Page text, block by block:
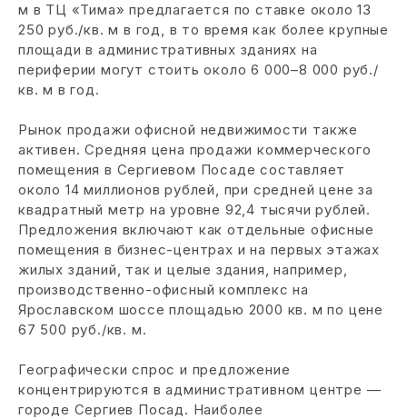
м в ТЦ «Тима» предлагается по ставке около 13
250 руб./кв. м в год, в то время как более крупные
площади в административных зданиях на
периферии могут стоить около 6 000–8 000 руб./
кв. м в год.
Рынок продажи офисной недвижимости также
активен. Средняя цена продажи коммерческого
помещения в Сергиевом Посаде составляет
около 14 миллионов рублей, при средней цене за
квадратный метр на уровне 92,4 тысячи рублей.
Предложения включают как отдельные офисные
помещения в бизнес-центрах и на первых этажах
жилых зданий, так и целые здания, например,
производственно-офисный комплекс на
Ярославском шоссе площадью 2000 кв. м по цене
67 500 руб./кв. м.
Географически спрос и предложение
концентрируются в административном центре —
городе Сергиев Посад. Наиболее